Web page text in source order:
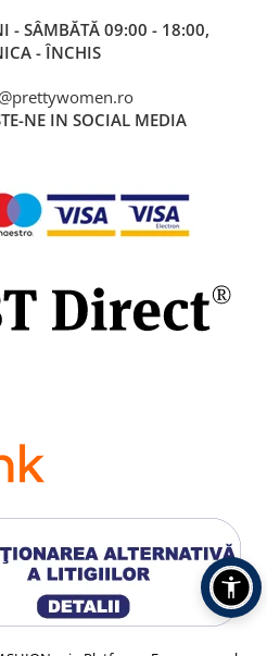
- SÂMBĂTĂ 09:00 - 18:00,
- ÎNCHIS
NE IN SOCIAL MEDIA